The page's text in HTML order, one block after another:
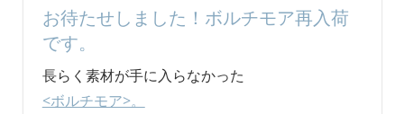
お待たせしました！ボルチモア再入荷
です。
長らく素材が手に入らなかった
<ボルチモア>。